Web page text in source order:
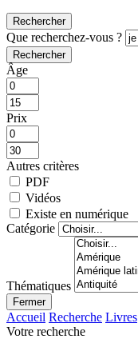
Rechercher
Que recherchez-vous ?
Rechercher
Âge
Prix
Autres critères
PDF
Vidéos
Existe en numérique
Catégorie
Thématiques
Fermer
Accueil Recherche Livres
Votre recherche